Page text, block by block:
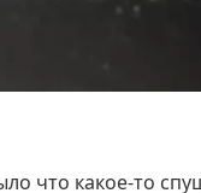
что какое-то